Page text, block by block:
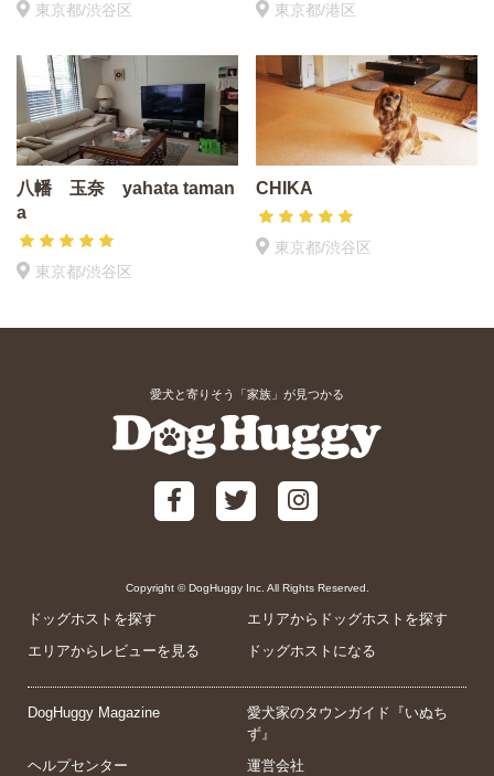
東京都/渋谷区 東京都/港区
八幡 玉奈 yahata taman
a
東京都/渋谷区
CHIKA
東京都/渋谷区
愛犬と寄りそう「家族」が見つかる
Copyright © DogHuggy Inc. All Rights Reserved.
ドッグホストを探す
エリアからドッグホストを探す
エリアからレビューを見る
ドッグホストになる
DogHuggy Magazine
愛犬家のタウンガイド『いぬち
ず』
ヘルプセンター
運営会社